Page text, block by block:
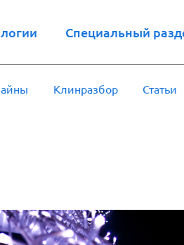
Специальный
Клинразбор Статьи